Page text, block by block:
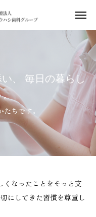
、 毎日の暮らし
。
ちです。
くなったことをそっと支
にしてきた習慣を尊重し